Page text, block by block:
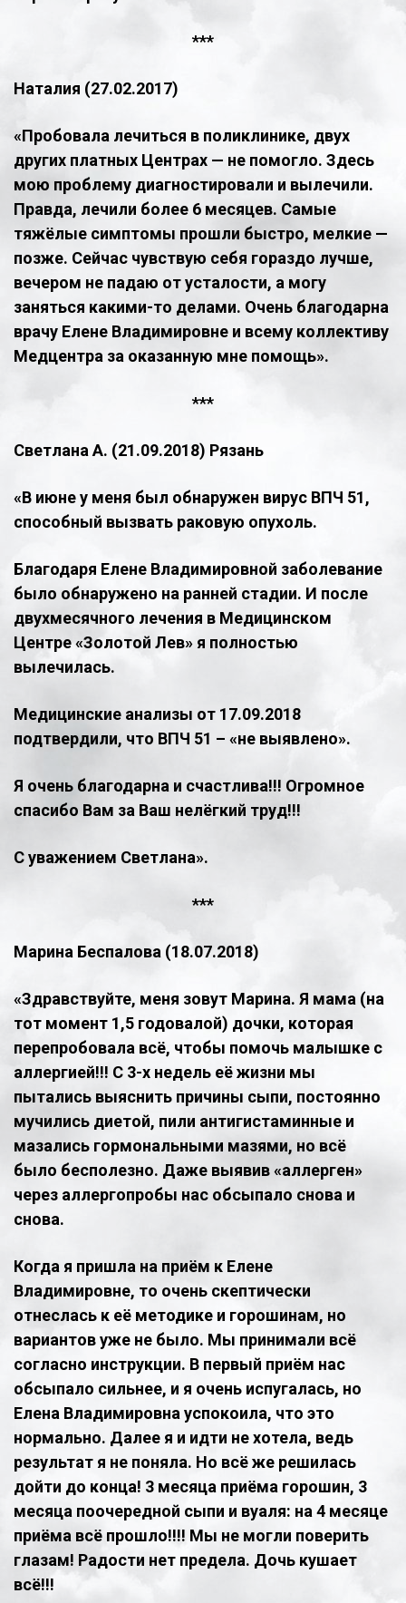
​***
Наталия (27.02.2017)
​«Пробовала лечиться в поликлинике, двух
других платных Центрах — не помогло. Здесь
мою проблему диагностировали и вылечили.
Правда, лечили более 6 месяцев. Самые
тяжёлые симптомы прошли быстро, мелкие —
позже. Сейчас чувствую себя гораздо лучше,
вечером не падаю от усталости, а могу
заняться какими-то делами. Очень благодарна
врачу Елене Владимировне и всему коллективу
Медцентра за оказанную мне помощь».
***
Светлана А. (21.09.2018) Рязань
«В июне у меня был обнаружен вирус ВПЧ 51,
способный вызвать раковую опухоль.
Благодаря Елене Владимировной заболевание
было обнаружено на ранней стадии. И после
двухмесячного лечения в Медицинском
Центре «Золотой Лев» я полностью
вылечилась.
Медицинские анализы от 17.09.2018
подтвердили, что ВПЧ 51 – «не выявлено».
Я очень благодарна и счастлива!!! Огромное
спасибо Вам за Ваш нелёгкий труд!!!
С уважением Светлана».
***
Марина Беспалова (18.07.2018)
«Здравствуйте, меня зовут Марина. Я мама (на
тот момент 1,5 годовалой) дочки, которая
перепробовала всё, чтобы помочь малышке с
аллергией!!! С 3-х недель её жизни мы
пытались выяснить причины сыпи, постоянно
мучились диетой, пили антигистаминные и
мазались гормональными мазями, но всё
было бесполезно. Даже выявив «аллерген»
через аллергопробы нас обсыпало снова и
снова.
Когда я пришла на приём к Елене
Владимировне, то очень скептически
отнеслась к её методике и горошинам, но
вариантов уже не было. Мы принимали всё
согласно инструкции. В первый приём нас
обсыпало сильнее, и я очень испугалась, но
Елена Владимировна успокоила, что это
нормально. Далее я и идти не хотела, ведь
результат я не поняла. Но всё же решилась
дойти до конца! 3 месяца приёма горошин, 3
месяца поочередной сыпи и вуаля: на 4 месяце
приёма всё прошло!!!! Мы не могли поверить
глазам! Радости нет предела. Дочь кушает
всё!!!